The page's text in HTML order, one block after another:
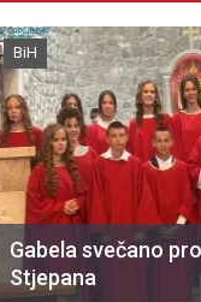
BiH
Gabela svečano
Stjepana